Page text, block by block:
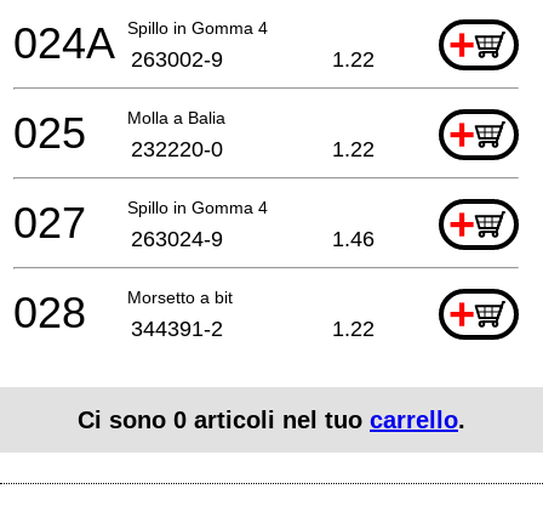
Spillo in Gomma 4 +
024A 263002-9 1.22
Molla a Balia +
025 232220-0 1.22
Spillo in Gomma 4 +
027 263024-9 1.46
Morsetto a bit +
028 344391-2 1.22
Ci sono 0 articoli nel tuo carrello.